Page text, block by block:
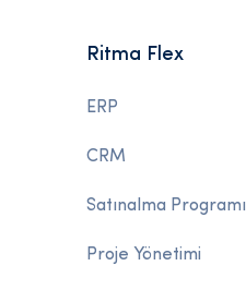
Ritma Flex
ERP
CRM
Satınalma Programı
Proje Yönetimi